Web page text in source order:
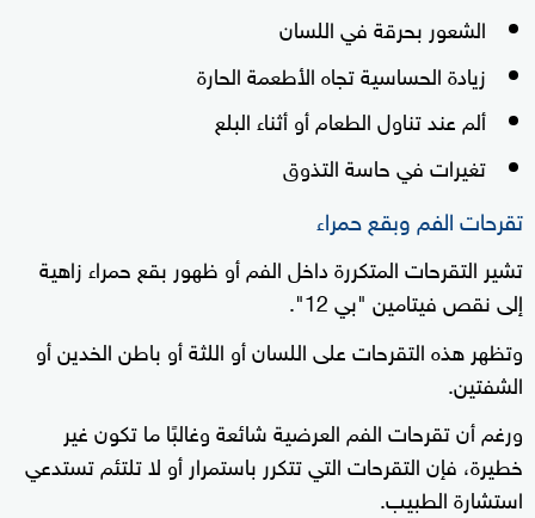
الشعور بحرقة في اللسان
زيادة الحساسية تجاه الأطعمة الحارة
ألم عند تناول الطعام أو أثناء البلع
تغيرات في حاسة التذوق
تقرحات الفم وبقع حمراء
تشير التقرحات المتكررة داخل الفم أو ظهور بقع حمراء زاهية
إلى نقص فيتامين "بي 12".
وتظهر هذه التقرحات على اللسان أو اللثة أو باطن الخدين أو
الشفتين.
ورغم أن تقرحات الفم العرضية شائعة وغالبًا ما تكون غير
خطيرة، فإن التقرحات التي تتكرر باستمرار أو لا تلتئم تستدعي
استشارة الطبيب.